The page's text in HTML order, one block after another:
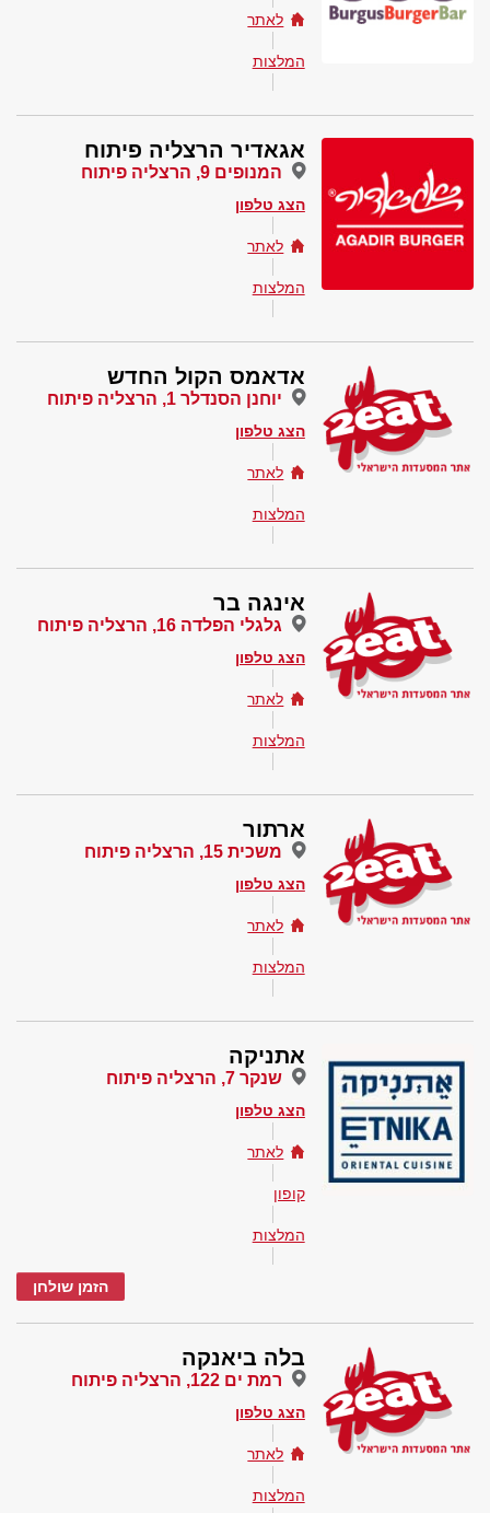
לאתר
המלצות
אגאדיר הרצליה פיתוח
המנופים 9, הרצליה פיתוח
הצג טלפון
לאתר
המלצות
אדאמס הקול החדש
יוחנן הסנדלר 1, הרצליה פיתוח
הצג טלפון
לאתר
המלצות
אינגה בר
גלגלי הפלדה 16, הרצליה פיתוח
הצג טלפון
לאתר
המלצות
ארתור
משכית 15, הרצליה פיתוח
הצג טלפון
לאתר
המלצות
אתניקה
שנקר 7, הרצליה פיתוח
הצג טלפון
לאתר
קופון
המלצות
הזמן שולחן
בלה ביאנקה
רמת ים 122, הרצליה פיתוח
הצג טלפון
לאתר
המלצות